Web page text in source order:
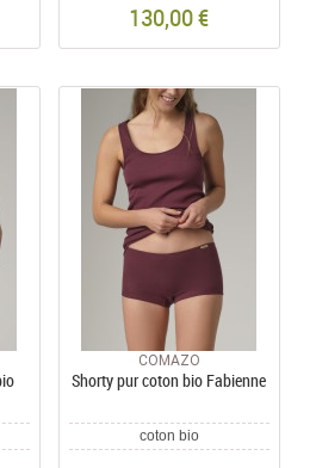
130,00 €
COMAZO
Shorty pur coton bio Fabienne
coton bio